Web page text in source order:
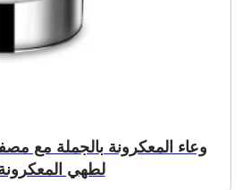
وعاء المعكرونة بالجملة مع
لطهي